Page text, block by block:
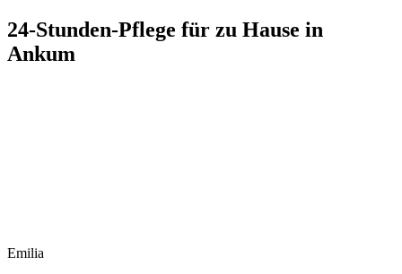
24-Stunden-Pflege für zu Hause in
Ankum
Emilia